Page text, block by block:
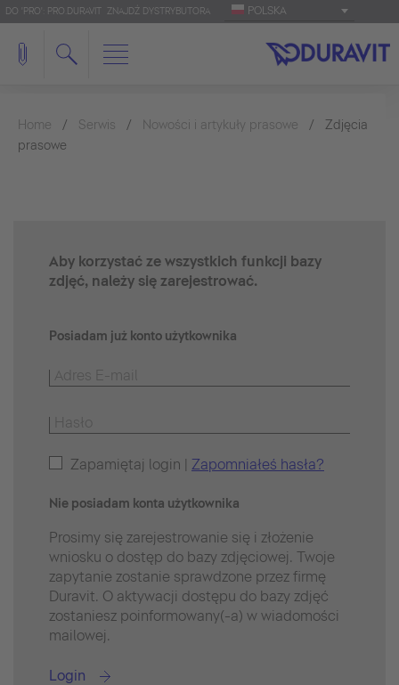
DO 'PRO': PRO.DURAVIT ZNAJDŹ DYSTRYBUTORA POLSKA
Home Serwis Nowości i artykuły prasowe
Zdjęcia
prasowe
Aby korzystać ze wszystkich funkcji bazy
zdjęć, należy się zarejestrować.
Posiadam już konto użytkownika
Zapamiętaj login | Zapomniałeś hasła?
Nie posiadam konta użytkownika
Prosimy się zarejestrowanie się i złożenie
wniosku o dostęp do bazy zdjęciowej. Twoje
zapytanie zostanie sprawdzone przez firmę
Duravit. O aktywacji dostępu do bazy zdjęć
zostaniesz poinformowany(-a) w wiadomości
mailowej.
Login